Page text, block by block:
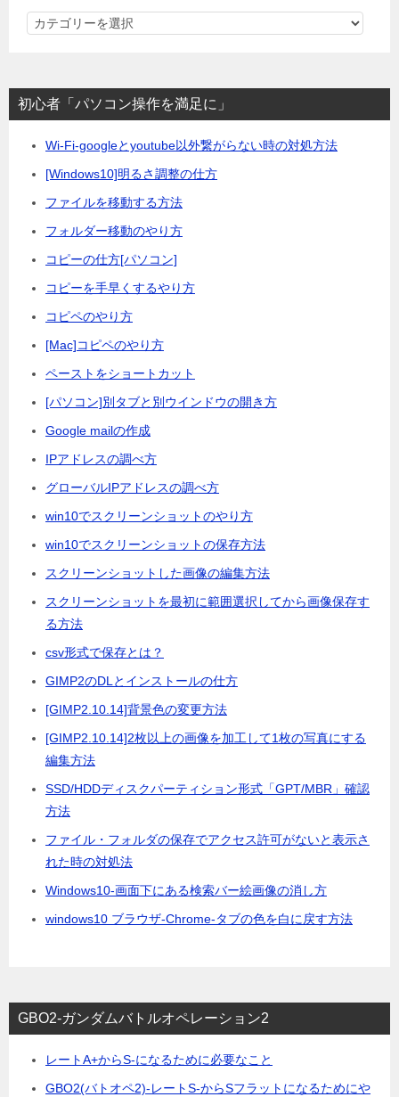
カ
リ
ー
初心者「パソコン操作を満足に」
Wi-Fi-googleとyoutube以外繋がらない時の対処方法
[Windows10]明るさ調整の仕方
ファイルを移動する方法
フォルダー移動のやり方
コピーの仕方[パソコン]
コピーを手早くするやり方
コピペのやり方
[Mac]コピペのやり方
ペーストをショートカット
[パソコン]別タブと別ウインドウの開き方
Google mailの作成
IPアドレスの調べ方
グローバルIPアドレスの調べ方
win10でスクリーンショットのやり方
win10でスクリーンショットの保存方法
スクリーンショットした画像の編集方法
スクリーンショットを最初に範囲選択してから画像保存す
る方法
csv形式で保存とは？
GIMP2のDLとインストールの仕方
[GIMP2.10.14]背景色の変更方法
[GIMP2.10.14]2枚以上の画像を加工して1枚の写真にする
編集方法
SSD/HDDディスクパーティション形式「GPT/MBR」確認
方法
ファイル・フォルダの保存でアクセス許可がないと表示さ
れた時の対処法
Windows10-画面下にある検索バー絵画像の消し方
windows10 ブラウザ-Chrome-タブの色を白に戻す方法
GBO2-ガンダムバトルオペレーション2
レートA+からS-になるために必要なこと
GBO2(バトオペ2)-レートS-からSフラットになるためにや